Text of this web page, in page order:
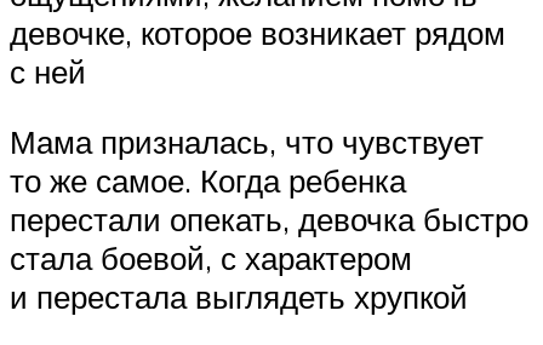
девочке, которое возникает рядом
с ней
Мама призналась, что чувствует
то же самое. Когда ребенка
перестали опекать, девочка быстро
стала боевой, с характером
и перестала выглядеть хрупкой